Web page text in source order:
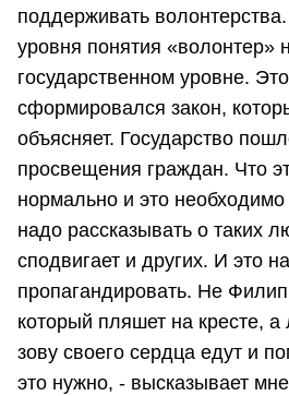
поддерживать
уровня понятия «волонтер»
государственном уровне.
сформировался закон,
объясняет. Государство
просвещения граждан. Что
нормально и это
надо рассказывать о таких
сподвигает и других. И это
пропагандировать. Не
который пляшет на кресте,
зову своего сердца едут и
это нужно, - высказывает